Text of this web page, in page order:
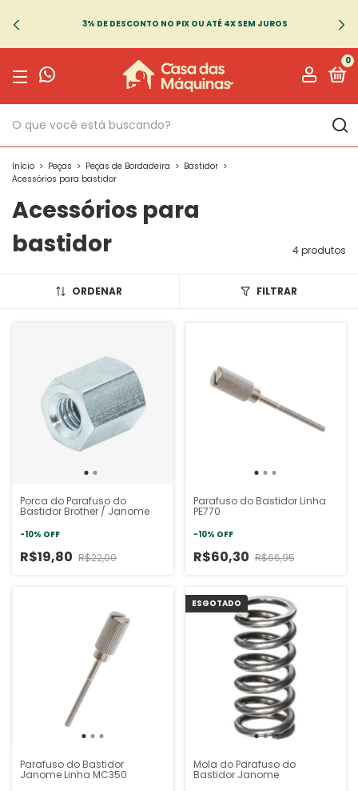
3% DE DESCONTO NO PIX OU ATÉ 4X SEM JUROS
0
Início > Peças > Peças de Bordadeira > Bastidor >
Acessórios para bastidor
Acessórios para
bastidor
4 produtos
ORDENAR FILTRAR
Porca do Parafuso do
Bastidor Brother / Janome
-10% OFF
R$19,80 R$22,00
Parafuso do Bastidor Linha
PE770
-10% OFF
R$60,30 R$66,95
Parafuso do Bastidor
Janome Linha MC350
ESGOTADO
Mola do Parafuso do
Bastidor Janome